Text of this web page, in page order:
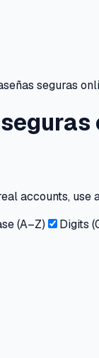
seguras
accounts, use
(A–Z) Digits